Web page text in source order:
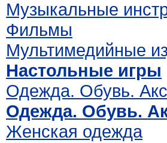
Музыкальные
Фильмы
Мультимедийные
Настольные игры
Одежда. Обувь.
Одежда. Обувь.
Женская одежда